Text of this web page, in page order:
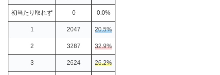
初当たり取れず 0 0.0%
1 2047 20.5%
2 3287 32.9%
3 2624 26.2%